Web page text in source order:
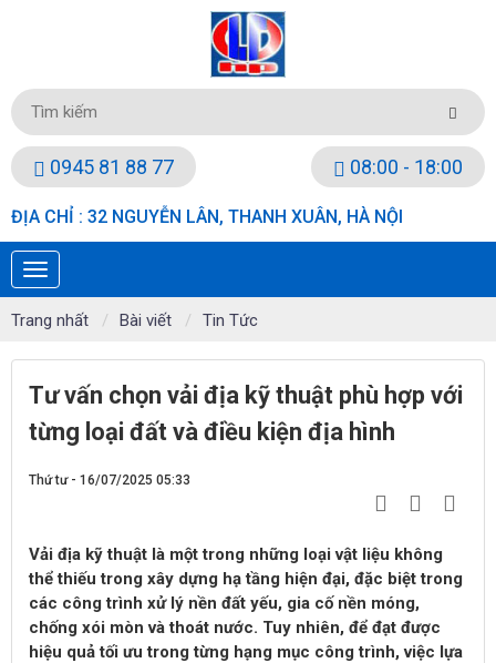
0945 81 88 77 08:00 - 18:00
ĐỊA CHỈ : 32 NGUYỄN LÂN, THANH XUÂN, HÀ NỘI
Trang nhất Bài viết Tin Tức
Tư vấn chọn vải địa kỹ thuật phù hợp với
từng loại đất và điều kiện địa hình
Thứ tư - 16/07/2025 05:33
Vải địa kỹ thuật là một trong những loại vật liệu không
thể thiếu trong xây dựng hạ tầng hiện đại, đặc biệt trong
các công trình xử lý nền đất yếu, gia cố nền móng,
chống xói mòn và thoát nước. Tuy nhiên, để đạt được
hiệu quả tối ưu trong từng hạng mục công trình, việc lựa